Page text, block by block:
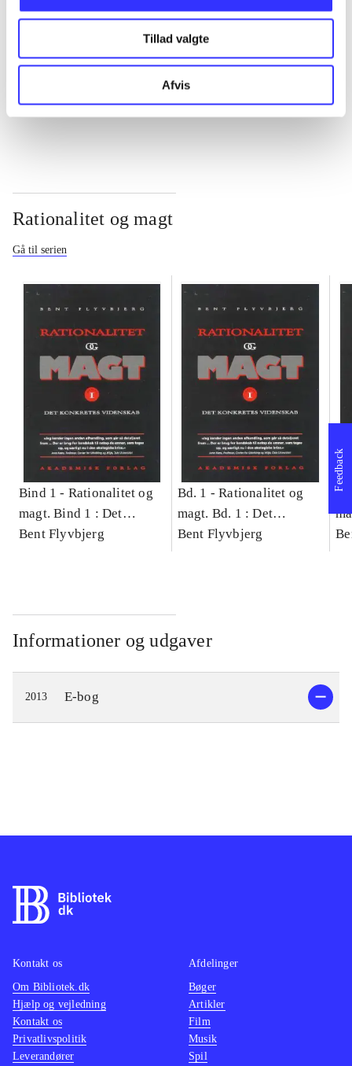
Tillad valgte
Afvis
Rationalitet og magt
Gå til serien
Bind 1 - Rationalitet og
magt. Bind 1 : Det
konkretes videnskab
Bent Flyvbjerg
Bd. 1 -Rationalitet og
magt. Bd. 1 : Det
konkretes videnskab
Bent Flyvbjerg
Informationer og udgaver
2013 E-bog
Feedback
Kontakt os
Om Bibliotek.dk
Hjælp og vejledning
Kontakt os
Privatlivspolitik
Leverandører
Afdelinger
Bøger
Artikler
Film
Musik
Spil